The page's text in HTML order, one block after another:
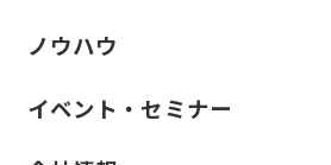
ノウハウ
イベント・セミナー